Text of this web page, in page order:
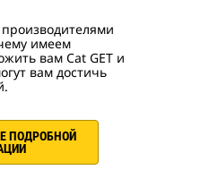
имеем
вам Cat GET и
вам достичь
ПОДРОБНОЙ